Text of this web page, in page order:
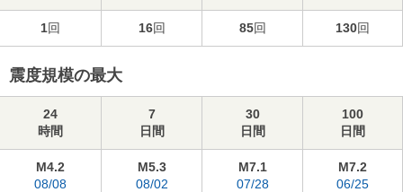
1回 16回 85回 130回
震度規模の最大
24
時間
7
日間
30
日間
100
日間
M4.2
08/08
M5.3
08/02
M7.1
07/28
M7.2
06/25